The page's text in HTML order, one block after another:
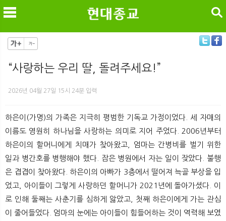
검색
“사랑하는 우리 딸, 돌려주세요!”
2026년 04월 27일 15시 24분 입력
하은이(가명)의 가족은 지극히 평범한 기독교 가정이었다. 세 자매의
이름도 영원히 하나님을 사랑하는 의미로 지어 주었다. 2006년부터
하은이의 할머니에게 치매가 찾아왔고, 엄마는 간병비를 벌기 위한
일과 병간호를 병행해야 했다. 잠은 병원에서 자는 일이 잦았다. 불행
은 겹겹이 찾아왔다. 하은이의 아빠가 3층에서 떨어져 늑골 부상을 입
었고, 아이들이 그렇게 사랑하던 할머니가 2021년에 돌아가셨다. 이
로 인해 둘째는 사춘기를 심하게 앓았고, 첫째 하은이에게 가는 관심
이 줄어들었다. 엄마의 눈에는 아이들이 힘들어하는 것이 역력해 보였